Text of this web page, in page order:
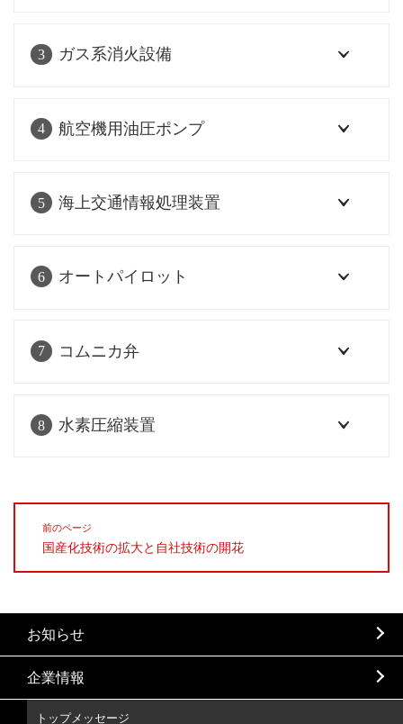
3 ガス系消火設備
4 航空機用油圧ポンプ
5 海上交通情報処理装置
6 オートパイロット
7 コムニカ弁
8 水素圧縮装置
前のページ
国産化技術の拡大と自社技術の開花
お知らせ
企業情報
トップメッセージ